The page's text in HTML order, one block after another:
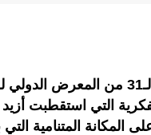
اختتمت فعاليات الدورة الـ31
المكانة المتنامية